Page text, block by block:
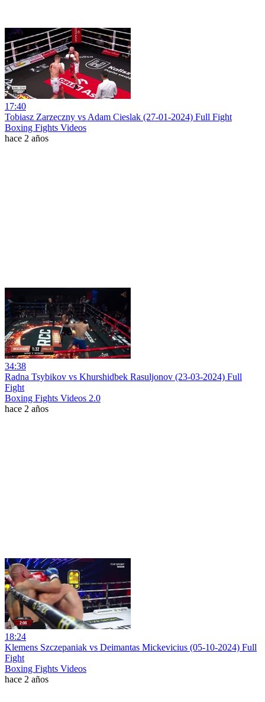
17:40
Tobiasz Zarzeczny vs Adam Cieslak (27-01-2024) Full Fight
Boxing Fights Videos
hace 2 años
34:38
Radna Tsybikov vs Khurshidbek Rasuljonov (23-03-2024) Full
Fight
Boxing Fights Videos 2.0
hace 2 años
18:24
Klemens Szczepaniak vs Deimantas Mickevicius (05-10-2024) Full
Fight
Boxing Fights Videos
hace 2 años